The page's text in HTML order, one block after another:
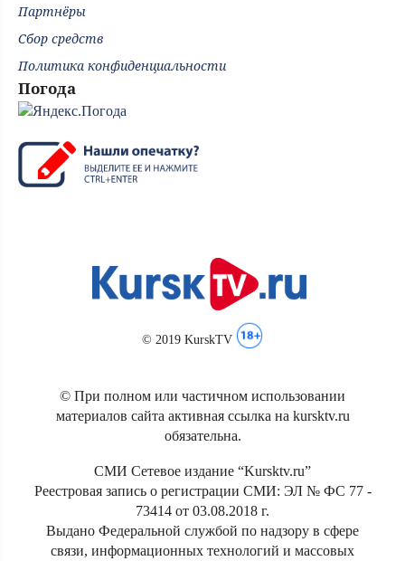
Партнёры
Сбор средств
Политика конфиденциальности
Погода
© 2019 KurskTV
© При полном или частичном использовании
материалов сайта активная ссылка на kursktv.ru
обязательна.
СМИ Сетевое издание “Kursktv.ru”
Реестровая запись о регистрации СМИ: ЭЛ № ФС 77 -
73414 от 03.08.2018 г.
Выдано Федеральной службой по надзору в сфере
связи, информационных технологий и массовых